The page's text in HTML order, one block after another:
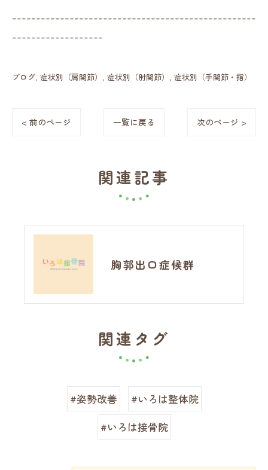
---------------------------------------------------
-------------------
ブログ 症状別（肩関節） 症状別（肘関節） 症状別（手関節・指）
< 前のページ 一覧に戻る 次のページ >
関連記事
胸郭出口症候群
関連タグ
#姿勢改善
#いろは整体院
#いろは接骨院